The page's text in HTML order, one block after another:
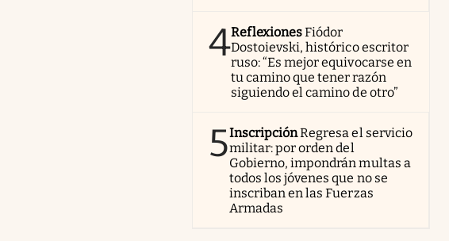
4ReflexionesFiódor
Dostoievski, histórico escritor
ruso: “Es mejor equivocarse en
tu camino que tener razón
siguiendo el camino de otro”
5InscripciónRegresa el servicio
militar: por orden del
Gobierno, impondrán multas a
todos los jóvenes que no se
inscriban en las Fuerzas
Armadas